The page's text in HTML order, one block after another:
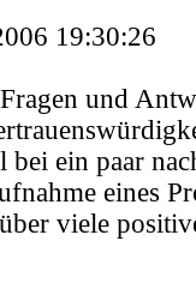
19:30:26
und
bei ein paar
eines
viele